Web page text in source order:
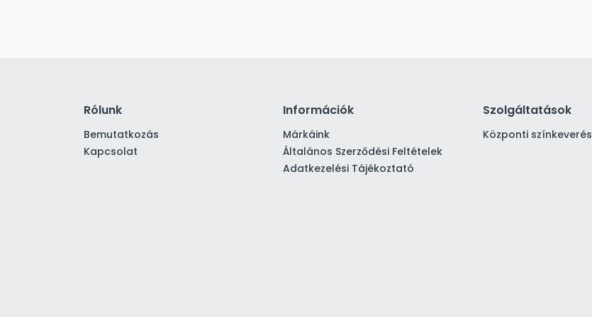
Rólunk
Bemutatkozás
Kapcsolat
Információk
Márkáink
Általános Szerződési Feltételek
Adatkezelési Tájékoztató
Szolgáltatások
Központi színkeverés